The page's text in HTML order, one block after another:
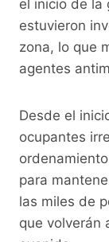
el inicio de la
estuvieron
zona, lo que
agentes
Desde el
ocupantes
para
las miles de
que volverán